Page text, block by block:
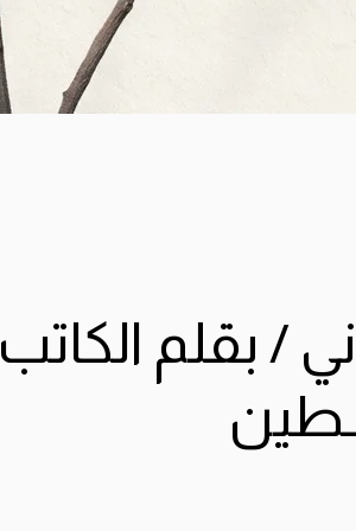
/ بقلم الكاتب